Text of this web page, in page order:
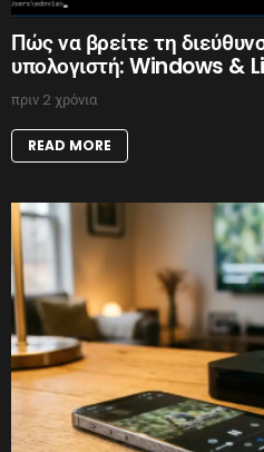
Πώς να βρείτε τη
υπολογιστή: Windows &
πριν 2 χρόνια
READ MORE